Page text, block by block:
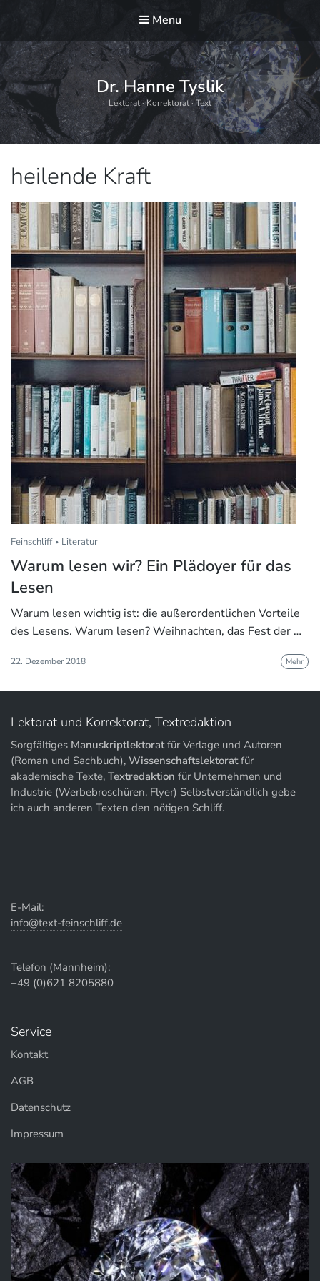
Menu
Dr. Hanne Tyslik
Lektorat · Korrektorat · Text
Schlagwort:
heilende Kraft
Feinschliff Literatur
Warum lesen wir? Ein Plädoyer für das
Lesen
Warum lesen wichtig ist: die außerordentlichen Vorteile
des Lesens. Warum lesen? Weihnachten, das Fest der …
22. Dezember 2018 Mehr
Lektorat und Korrektorat, Textredaktion
Sorgfältiges Manuskriptlektoratfür Verlage und Autoren
(Roman und Sachbuch), Wissenschaftslektoratfür
akademische Texte, Textredaktion für Unternehmen und
Industrie (Werbebroschüren, Flyer) Selbstverständlich gebe
ich auch anderen Texten den nötigen Schliff.
E-Mail:
info@text-feinschliff.de
Telefon (Mannheim):
+49 (0)621 8205880
Service
Kontakt
AGB
Datenschutz
Impressum